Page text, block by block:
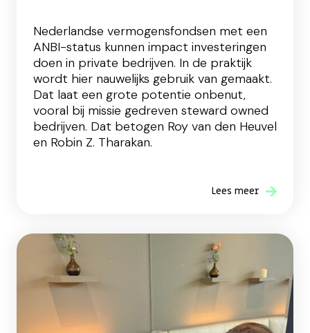
Nederlandse vermogensfondsen met een
ANBI-status kunnen impact investeringen
doen in private bedrijven. In de praktijk
wordt hier nauwelijks gebruik van gemaakt.
Dat laat een grote potentie onbenut,
vooral bij missie gedreven steward owned
bedrijven. Dat betogen Roy van den Heuvel
en Robin Z. Tharakan.
Lees meer